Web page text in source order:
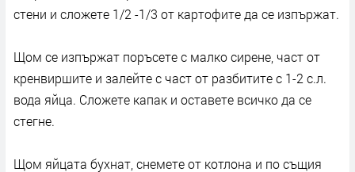
стени и сложете 1/2 -1/3 от картофите да се изпържат.
Щом се изпържат поръсете с малко сирене, част от
кренвиршите и залейте с част от разбитите с 1-2 с.л.
вода яйца. Сложете капак и оставете всичко да се
стегне.
Щом яйцата бухнат, снемете от котлона и по същия